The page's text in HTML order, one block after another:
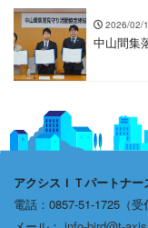
2026/02/
中山間集
アクシスＩＴパートナー
電話：0857-51-1725（受